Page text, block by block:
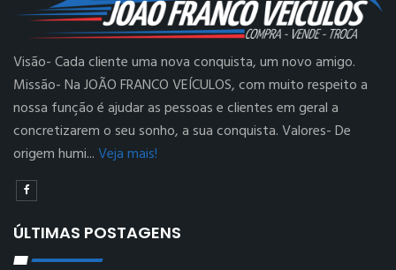
Visão- Cada cliente uma nova conquista, um novo amigo.
Missão- Na JOÃO FRANCO VEÍCULOS, com muito respeito a
nossa função é ajudar as pessoas e clientes em geral a
concretizarem o seu sonho, a sua conquista. Valores- De
origem humi...Veja mais!
ÚLTIMAS POSTAGENS